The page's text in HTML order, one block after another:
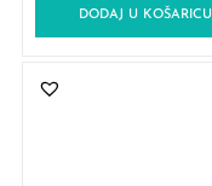
DODAJ U KOŠARICU